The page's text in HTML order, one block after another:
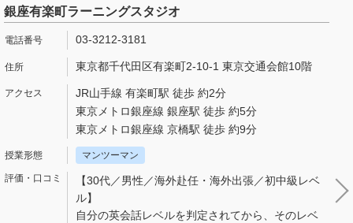
銀座有楽町ラーニングスタジオ
03-3212-3181
東京都千代田区有楽町2-10-1 東京交通会館10階
JR山手線 有楽町駅 徒歩 約2分
東京メトロ銀座線 銀座駅 徒歩 約5分
東京メトロ銀座線 京橋駅 徒歩 約9分
マンツーマン
【30代／男性／海外赴任・海外出張／初中級レベ
ル】
自分の英会話レベルを判定されてから、そのレベ